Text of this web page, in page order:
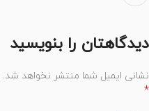
دیدگاهتان را بنویسید
نشانی ایمیل شما منتشر نخواهد شد.
*